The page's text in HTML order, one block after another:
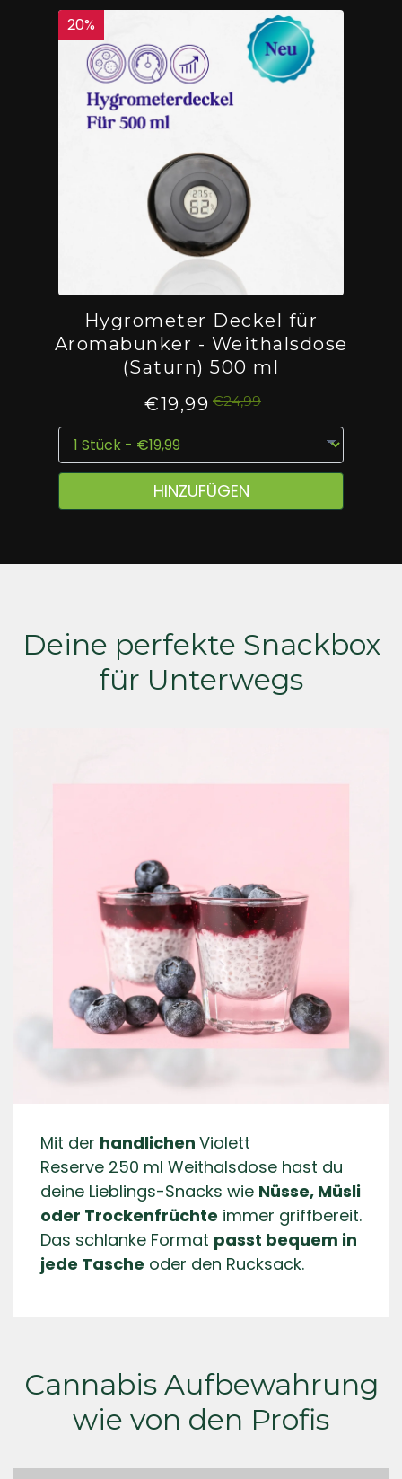
20%
Hygrometer Deckel für
Aromabunker - Weithalsdose
(Saturn) 500 ml
€19,99 €24,99
HINZUFÜGEN
Deine perfekte Snackbox
für Unterwegs
Mit der handlichen Violett
Reserve 250 ml Weithalsdose hast du
deine Lieblings-Snacks wie Nüsse, Müsli
oder Trockenfrüchte immer griffbereit.
Das schlanke Format passt bequem in
jede Tasche oder den Rucksack.
Cannabis Aufbewahrung